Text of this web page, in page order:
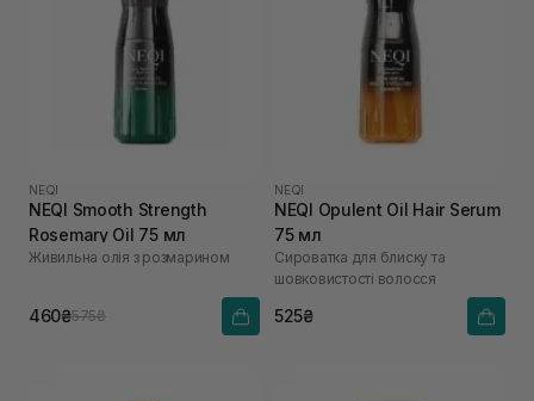
NEQI
NEQI Smooth Strength
Rosemary Oil 75 мл
Живильна олія з розмарином
460₴575₴
NEQI
NEQI Opulent Oil Hair Serum
75 мл
Cироватка для блиску та
шовковистості волосся
525₴